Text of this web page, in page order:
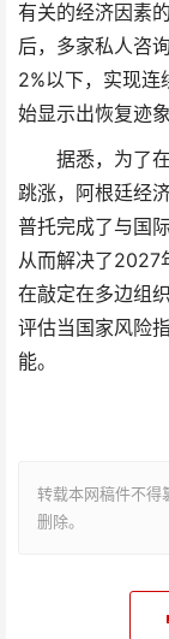
有关的经济因素
后，多家私人咨
2%以下，实现连
始显示出恢复迹象
据悉，为了
跳涨，阿根廷经
普托完成了与国
从而解决了2027
在敲定在多边组
评估当国家风险
能。
转载本网稿件不得
删除。